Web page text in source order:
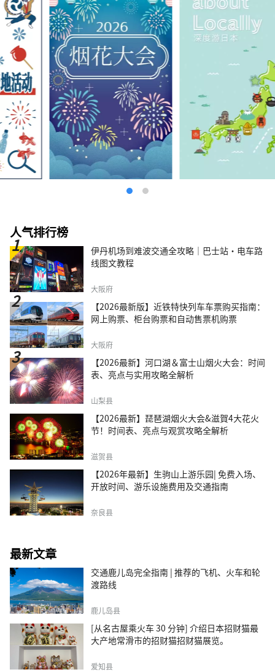
人气排行榜
伊丹机场到难波交通全攻略｜巴士站・电车路
线图文教程
大阪府
【2026最新版】近铁特快列车车票购买指南：
网上购票、柜台购票和自动售票机购票
大阪府
【2026最新】河口湖＆富士山烟火大会：时间
表、亮点与实用攻略全解析
山梨县
【2026最新】琵琶湖烟火大会&滋賀4大花火
节！时间表、亮点与观赏攻略全解析
滋贺县
【2026年最新】生驹山上游乐园| 免费入场、
开放时间、游乐设施费用及交通指南
奈良县
最新文章
交通鹿儿岛完全指南 | 推荐的飞机、火车和轮
渡路线
鹿儿岛县
[从名古屋乘火车 30 分钟] 介绍日本招财猫最
大产地常滑市的招财猫招财猫展览。
爱知县